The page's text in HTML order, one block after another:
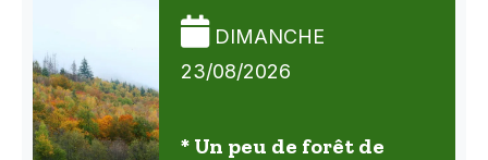
DIMANCHE
23/08/2026
* Un peu de forêt de